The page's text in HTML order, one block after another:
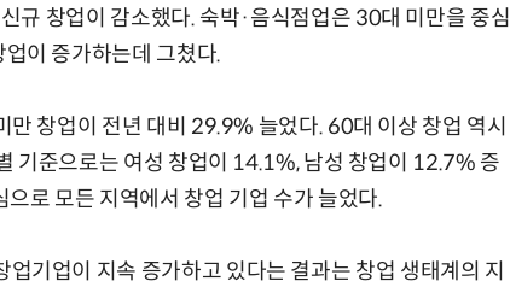
규 창업이 감소했다. 숙박·음식점업은 30대 미만을 중심
이 증가하는데 그쳤다.
창업이 전년 대비 29.9% 늘었다. 60대 이상 창업 역시
기준으로는 여성 창업이 14.1%, 남성 창업이 12.7% 증
로 모든 지역에서 창업 기업 수가 늘었다.
기업이 지속 증가하고 있다는 결과는 창업 생태계의 지